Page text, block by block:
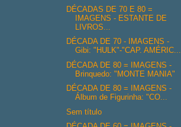
DÉCADAS DE 70 E 80 =
IMAGENS - ESTANTE DE
LIVROS...
DÉCADA DE 70 - IMAGENS -
Gibi: "HULK"-"CAP. AMÉRIC...
DÉCADA DE 80 = IMAGENS -
Brinquedo: "MONTE MANIA"
DÉCADA DE 80 = IMAGENS -
Álbum de Figurinha: "CO...
Sem título